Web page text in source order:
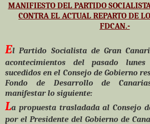
MANIFIESTO DEL PARTIDO
CONTRA EL ACTUAL REPARTO DE
FDCAN.-
El Partido Socialista de Gran
acontecimientos del pasado
sucedidos en el Consejo de Gobierno
Fondo de Desarrollo de
manifestar lo siguiente:
La propuesta trasladada al Consejo
por el Presidente del Gobierno de